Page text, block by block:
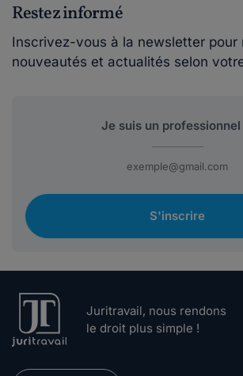
Restez informé
Inscrivez-vous à la newsletter pour
nouveautés et actualités selon
S'inscrire
Juritravail, nous rendons
le droit plus simple !